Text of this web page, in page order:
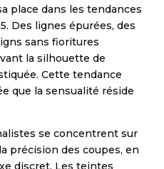
place dans les tendances
Des lignes épurées, des
sans fioritures
la silhouette de
Cette tendance
que la sensualité réside
se concentrent sur
précision des coupes, en
discret. Les teintes